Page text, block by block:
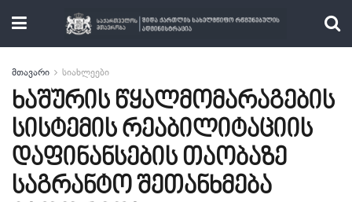
მთავარი სიახლეები
ხაშურის წყალმომარაგების
სისტემის რეაბილიტაციის
დაფინანსების თაობაზე
საგრანტო შეთანხმება